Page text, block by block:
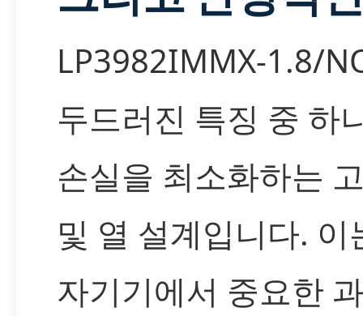
LP3982IMMX-1.8/
두드러진 특징 중 하
손실을 최소화하는
및 열 설계입니다. 이
자기기에서 중요한